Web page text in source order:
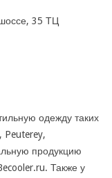
35 ТЦ
одежду таких
Peuterey,
продукцию
Также у